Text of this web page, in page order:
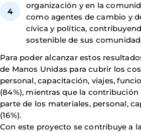
organización y en la
como agentes de cambio y
cívica y política,
sostenible de sus
Para poder alcanzar estos
de Manos Unidas para cubrir los
personal, capacitación, viajes,
(84%), mientras que la
parte de los materiales, personal,
(16%).
Con este proyecto se contribuye a